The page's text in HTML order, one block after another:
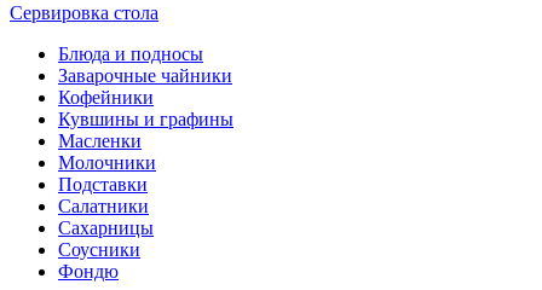
Сервировка стола
Блюда и подносы
Заварочные чайники
Кофейники
Кувшины и графины
Масленки
Молочники
Подставки
Салатники
Сахарницы
Соусники
Фондю